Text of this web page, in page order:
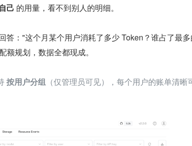
自己 的用量，看不到别人的明细。
答："这个月某个用户消耗了多少 Token？谁占了最
规划，数据全都现成。
按用户分组 （仅管理员可见），每个用户的账单清晰